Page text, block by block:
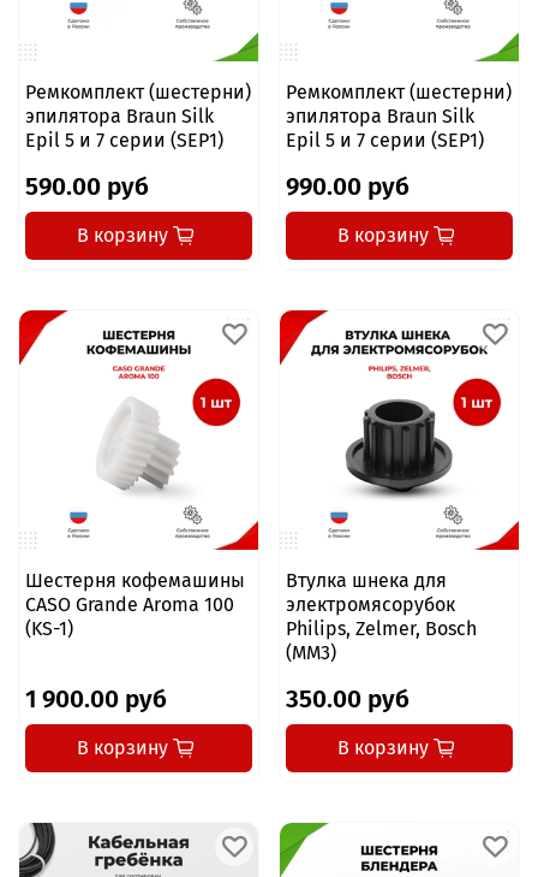
Ремкомплект (шестерни)
эпилятора Braun Silk
Epil 5 и 7 серии (SEP1)
590.00 руб
В корзину
Ремкомплект (шестерни)
эпилятора Braun Silk
Epil 5 и 7 серии (SEP1)
990.00 руб
В корзину
Шестерня кофемашины
CASO Grande Aroma 100
(KS-1)
1 900.00 руб
В корзину
Втулка шнека для
электромясорубок
Philips, Zelmer, Bosch
(MM3)
350.00 руб
В корзину